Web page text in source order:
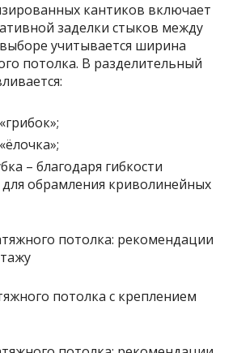
кантиков включает
заделки стыков между
учитывается ширина
потолка. В разделительный
– благодаря гибкости
обрамления криволинейных
потолка с креплением